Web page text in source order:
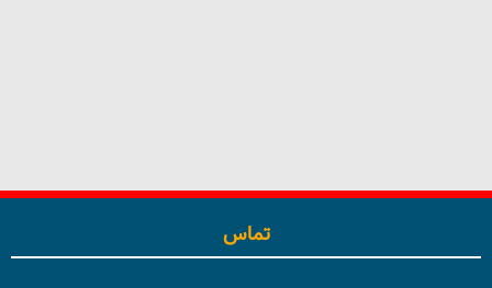
تماس